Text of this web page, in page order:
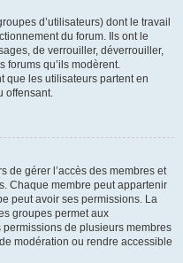
d’utilisateurs) dont le travail
du forum. Ils ont le
de verrouiller, déverrouiller,
forums qu’ils modèrent.
que les utilisateurs partent en
offensant.
de gérer l’accès des membres et
Chaque membre peut appartenir
peut avoir ses permissions. La
groupes permet aux
de plusieurs membres
modération ou rendre accessible